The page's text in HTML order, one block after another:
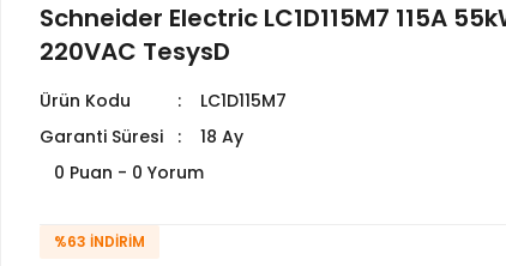
Schneider Electric LC1D115M7 115A
220VAC TesysD
Ürün Kodu
LC1D115M7
Garanti Süresi
18 Ay
0 Puan - 0 Yorum
%63 İNDIRIM